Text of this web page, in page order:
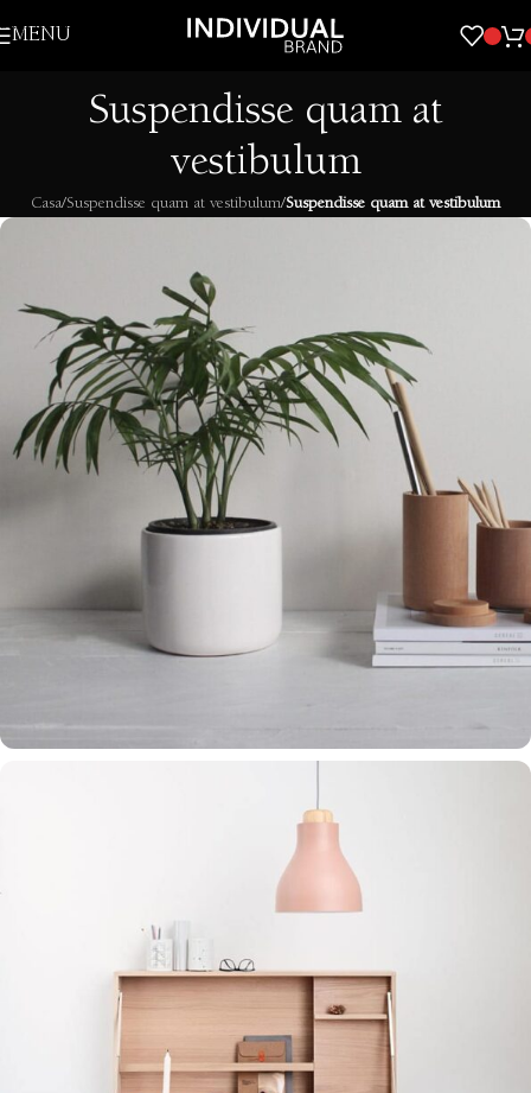
Skip to navigation
MENU
Suspendisse quam at
vestibulum
Casa/Suspendisse quam at vestibulum/Suspendisse quam at vestibulum